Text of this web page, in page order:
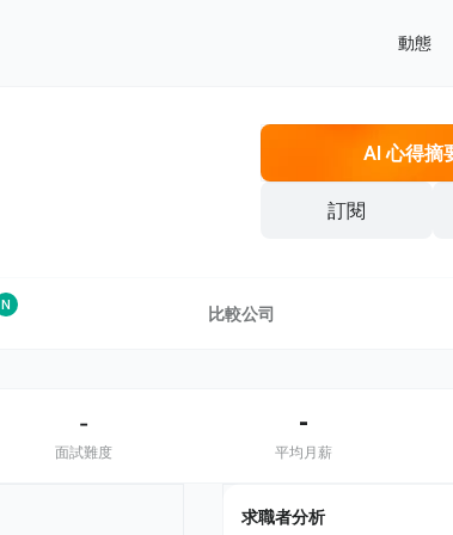
動態
AI 心得摘
訂閱
N 比較公司
-
面試難度
-
平均月薪
求職者分析